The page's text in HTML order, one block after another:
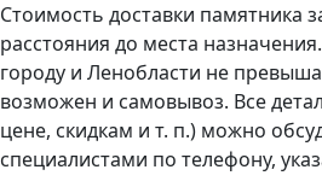
Стоимость доставки памятника
расстояния до места
городу и Ленобласти не
возможен и самовывоз. Все
цене, скидкам и т. п.) можно
специалистами по телефону,